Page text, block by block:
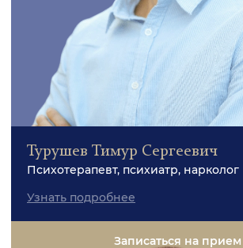
Турушев Тимур Сергеевич
Психотерапевт, психиатр, нарколог
Узнать подробнее
Записаться на прием